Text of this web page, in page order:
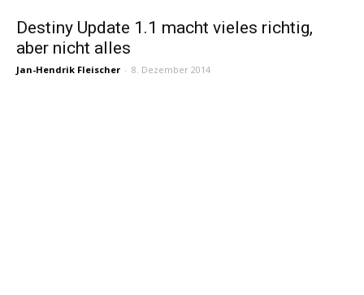
Destiny Update 1.1 macht vieles richtig,
aber nicht alles
Jan-Hendrik Fleischer - 8. Dezember 2014